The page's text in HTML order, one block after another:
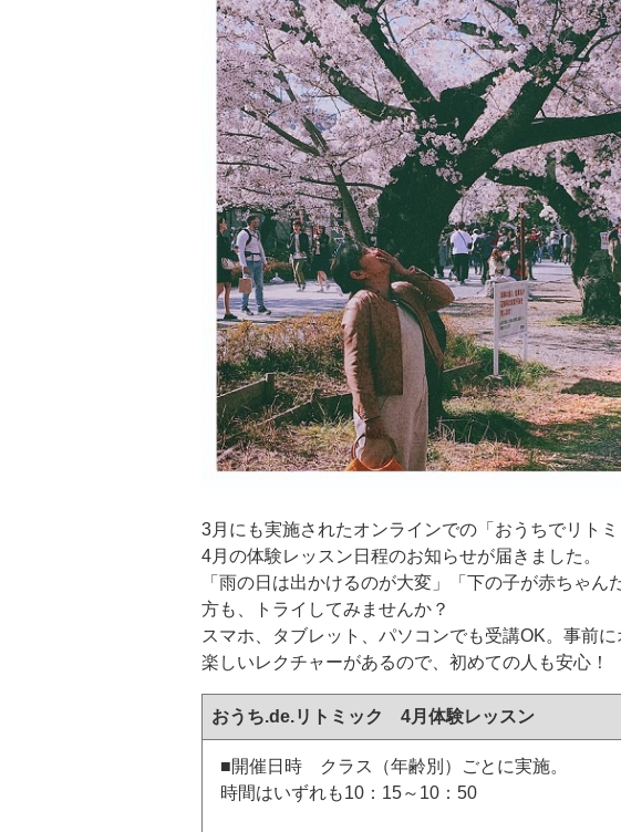
3月にも実施されたオンラインでの「おうちでリトミ
4月の体験レッスン日程のお知らせが届きました。
「雨の日は出かけるのが大変」「下の子が赤ちゃん
方も、トライしてみませんか？
スマホ、タブレット、パソコンでも受講OK。事前
楽しいレクチャーがあるので、初めての人も安心！
おうち.de.リトミック 4月体験レッスン
■開催日時 クラス（年齢別）ごとに実施。
時間はいずれも10：15～10：50